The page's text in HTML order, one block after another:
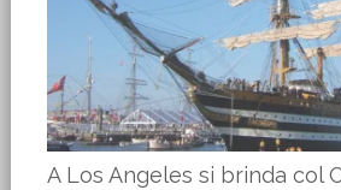
A Los Angeles si brinda col